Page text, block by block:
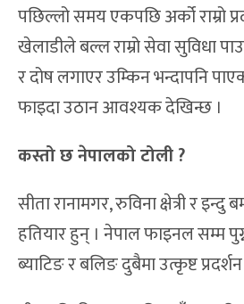
पछिल्लो समय एकपछि अर्को राम्रो
खेलाडीले बल्ल राम्रो सेवा सुविधा
र दोष लगाएर उम्किन भन्दापनि
फाइदा उठान आवश्यक देखिन्छ ।
कस्तो छ नेपालको टोली ?
सीता रानामगर, रुविना क्षेत्री र इन्दु
हतियार हुन् । नेपाल फाइनल सम्म
ब्याटिङ र बलिङ दुबैमा उत्कृष्ट